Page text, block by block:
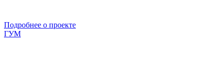
Подробнее о проекте
ГУМ